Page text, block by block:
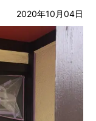
2020年10月04日